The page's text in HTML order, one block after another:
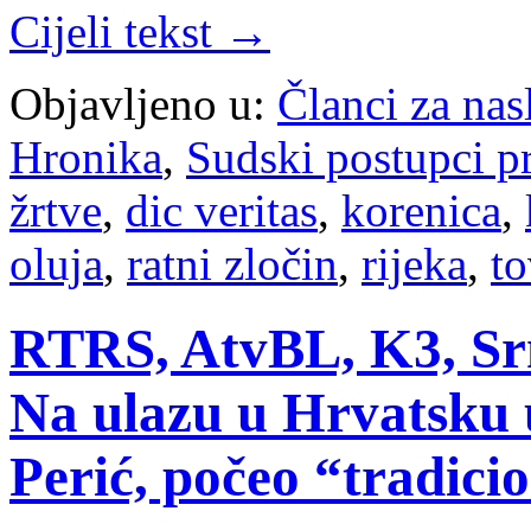
Cijeli tekst →
Objavljeno u: Članci za
Hronika, Sudski postupci
žrtve, dic veritas, korenica,
oluja, ratni zločin, rijeka,
RTRS, AtvBL, K3,
Na ulazu u Hrvatsku
Perić, počeo